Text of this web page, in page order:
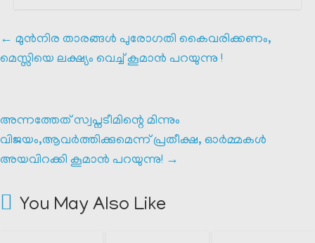
← മുൻനിര താരങ്ങൾ പുരോഗതി കൈവരിക്കണം,
മെസ്സിയെ ലക്ഷ്യം വെച്ച് കൂമാൻ പറയുന്നു !
അന്നത്തേത് സ്വപ്നടീമിന്റെ മിന്നും
വിജയം,ആവർത്തിക്കുമെന്ന് പ്രതീക്ഷ, ഓർമ്മകൾ
അയവിറക്കി കൂമാൻ പറയുന്നു! →
You May Also Like